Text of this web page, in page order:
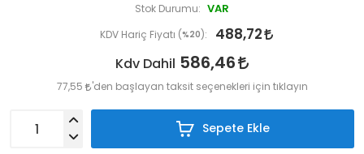
Stok Durumu: VAR
KDV Hariç Fiyatı (%20 ): 488,72
Kdv Dahil 586,46
77,55 'den başlayan taksit seçenekleri için tıklayın
Sepete Ekle